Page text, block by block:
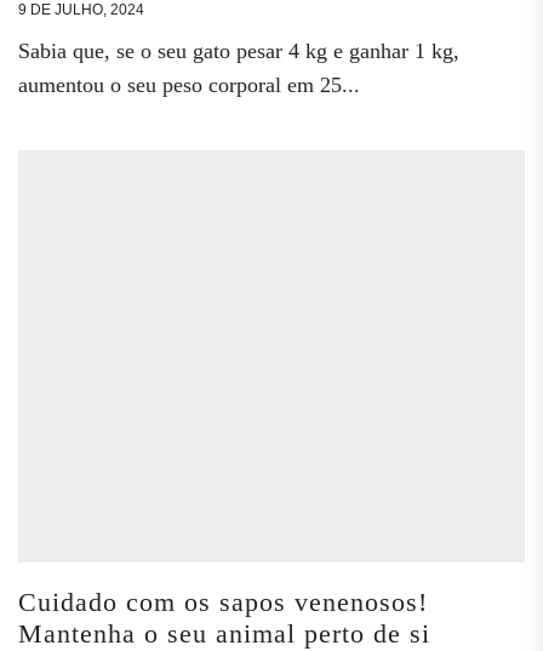
9 DE JULHO, 2024
Sabia que, se o seu gato pesar 4 kg e ganhar 1 kg,
aumentou o seu peso corporal em 25...
Cuidado com os sapos venenosos!
Mantenha o seu animal perto de si